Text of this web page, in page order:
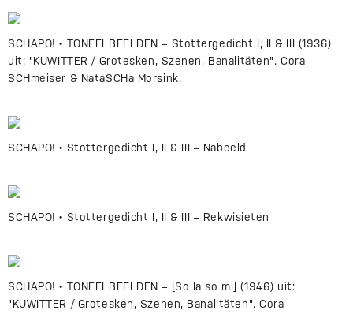
SCHAPO! • TONEELBEELDEN – Stottergedicht I, II & III (1936)
uit: "KUWITTER / Grotesken, Szenen, Banalitäten". Cora
SCHmeiser & NataSCHa Morsink.
SCHAPO! • Stottergedicht I, II & III – Nabeeld
SCHAPO! • Stottergedicht I, II & III – Rekwisieten
SCHAPO! • TONEELBEELDEN – [So la so mi] (1946) uit:
"KUWITTER / Grotesken, Szenen, Banalitäten". Cora